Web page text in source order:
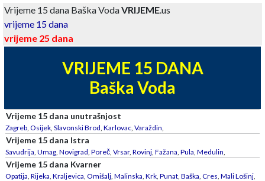
Vrijeme 15 dana Baška VodaVRIJEME.us
vrijeme 15 dana
vrijeme 25 dana
VRIJEME 15 DANA
Baška Voda
Vrijeme 15 dana unutrašnjost
Zagreb, Osijek, Slavonski Brod, Karlovac, Varaždin,
Vrijeme 15 dana Istra
Savudrija, Umag, Novigrad, Poreč, Vrsar, Rovinj, Fažana, Pula, Medulin,
Vrijeme 15 dana Kvarner
Opatija, Rijeka, Kraljevica, Omišalj, Malinska, Krk, Punat, Baška, Cres, Mali Lošinj,